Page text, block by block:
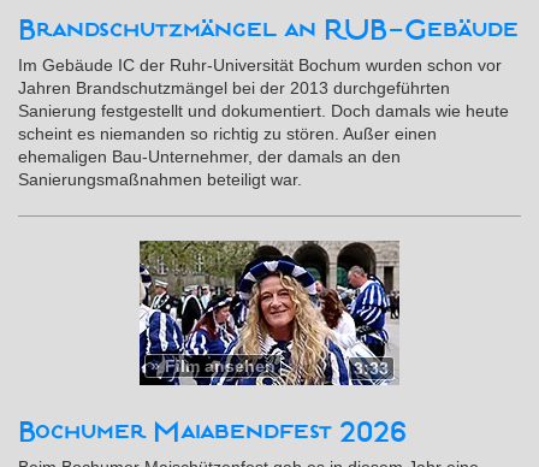
Brandschutzmängel an RUB-Gebäude
Im Gebäude IC der Ruhr-Universität Bochum wurden schon vor
Jahren Brandschutzmängel bei der 2013 durchgeführten
Sanierung festgestellt und dokumentiert. Doch damals wie heute
scheint es niemanden so richtig zu stören. Außer einen
ehemaligen Bau-Unternehmer, der damals an den
Sanierungsmaßnahmen beteiligt war.
3:33
»Film ansehen
Bochumer Maiabendfest 2026